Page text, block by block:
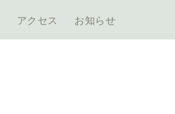
アクセス お知らせ